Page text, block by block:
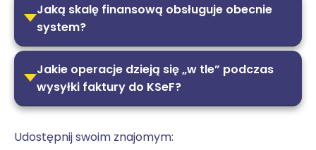
Udostępnij swoim znajomym:
Jaką skalę finansową obsługuje obecnie
system?
Jakie operacje dzieją się „w tle” podczas
wysyłki faktury do KSeF?